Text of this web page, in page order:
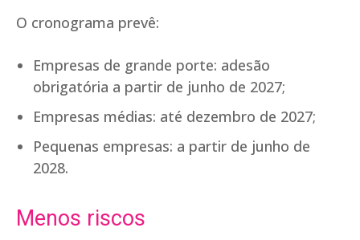
O cronograma prevê:
Empresas de grande porte: adesão
obrigatória a partir de junho de 2027;
Empresas médias: até dezembro de 2027;
Pequenas empresas: a partir de junho de
2028.
Menos riscos